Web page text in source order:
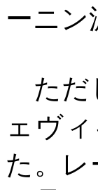
ーニン
ただ
ェヴ
た。